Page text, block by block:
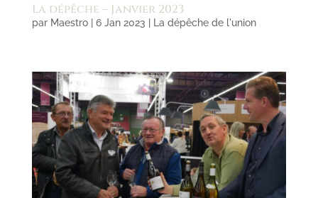
La dépêche – Janvier 2023
par Maestro| 6 Jan 2023 La dépêche de l'union